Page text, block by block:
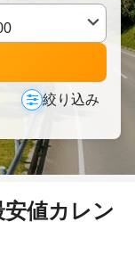
絞り込み
値カレン